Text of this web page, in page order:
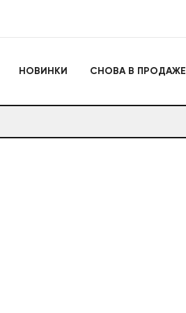
НОВИНКИ СНОВА В ПРОДАЖЕ
Настольные игры
Подарочные наборы
Слайм